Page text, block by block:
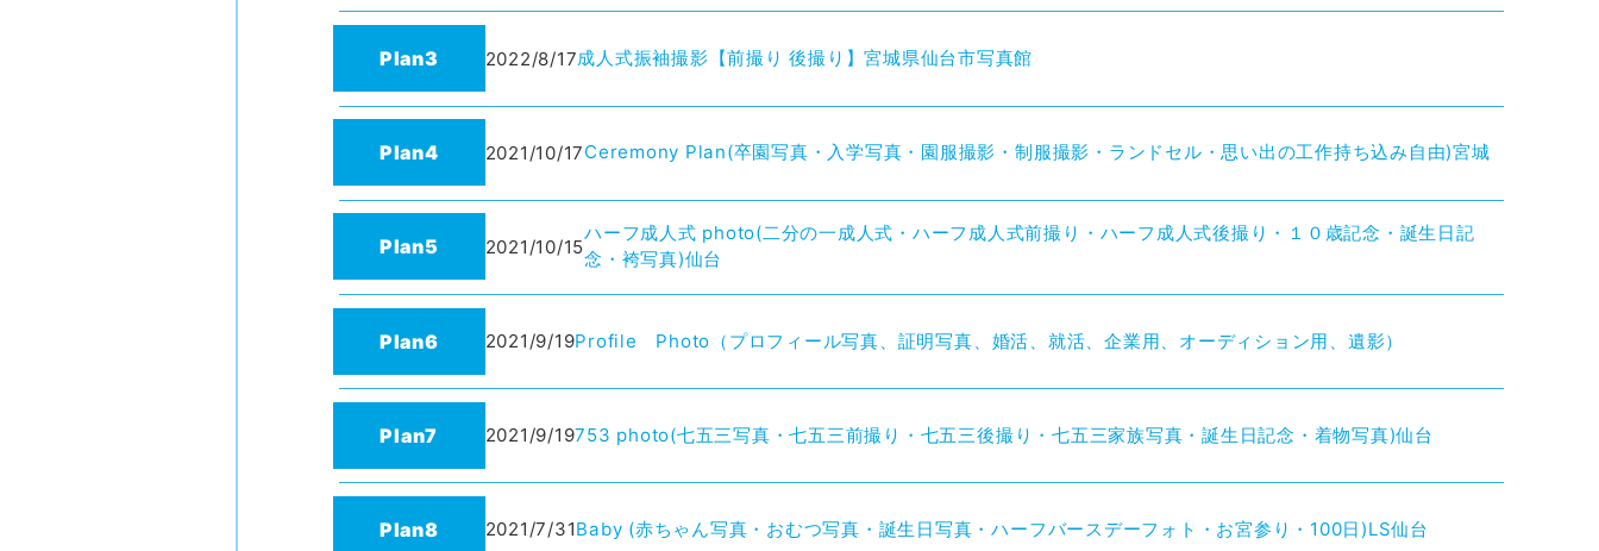
Plan3 2022/8/17成人式振袖撮影【前撮り 後撮り】宮城県仙台市写真館
Plan4 2021/10/17Ceremony Plan(卒園写真・入学写真・園服撮影・制服撮影・ランドセル・思い出の工作持ち込み自由)宮城
Plan5 2021/10/15
ハーフ成人式 photo(二分の一成人式・ハーフ成人式前撮り・ハーフ成人式後撮り・１０歳記念・誕生日記
念・袴写真)仙台
Plan6 2021/9/19Profile Photo（プロフィール写真、証明写真、婚活、就活、企業用、オーディション用、遺影）
Plan7 2021/9/19753 photo(七五三写真・七五三前撮り・七五三後撮り・七五三家族写真・誕生日記念・着物写真)仙台
Plan8 2021/7/31Baby (赤ちゃん写真・おむつ写真・誕生日写真・ハーフバースデーフォト・お宮参り・100日)LS仙台